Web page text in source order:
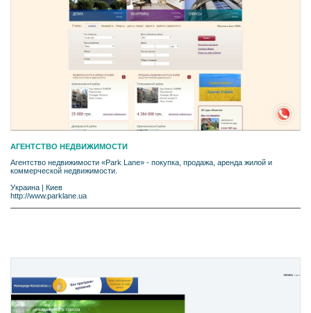
АГЕНТСТВО НЕДВИЖИМОСТИ
Агентство недвижимости «Park Lane» - покупка, продажа, аренда жилой и
коммерческой недвижимости.
Украина
Киев
http://www.parklane.ua